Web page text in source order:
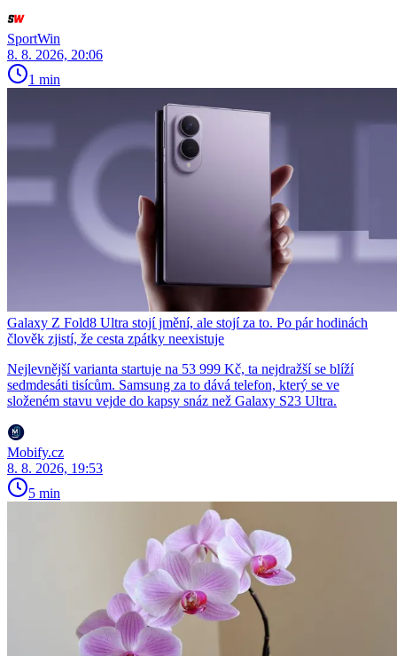
SportWin
8. 8. 2026, 20:06
1 min
Galaxy Z Fold8 Ultra stojí jmění, ale stojí za to. Po pár hodinách
člověk zjistí, že cesta zpátky neexistuje
Nejlevnější varianta startuje na 53 999 Kč, ta nejdražší se blíží
sedmdesáti tisícům. Samsung za to dává telefon, který se ve
složeném stavu vejde do kapsy snáz než Galaxy S23 Ultra.
Mobify.cz
8. 8. 2026, 19:53
5 min